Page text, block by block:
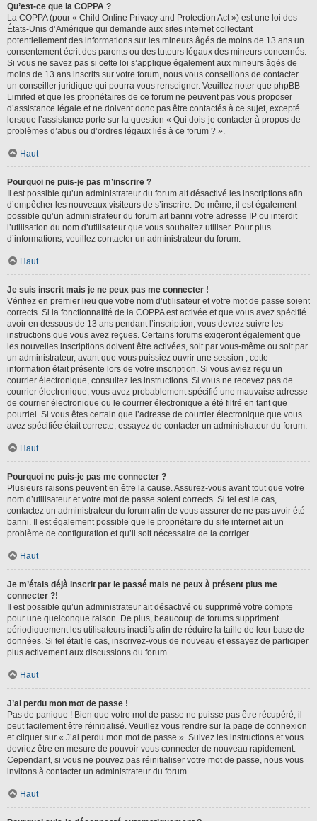
Qu’est-ce que la COPPA ?
La COPPA (pour « Child Online Privacy and Protection Act ») est une loi des
États-Unis d’Amérique qui demande aux sites internet collectant
potentiellement des informations sur les mineurs âgés de moins de 13 ans un
consentement écrit des parents ou des tuteurs légaux des mineurs concernés.
Si vous ne savez pas si cette loi s’applique également aux mineurs âgés de
moins de 13 ans inscrits sur votre forum, nous vous conseillons de contacter
un conseiller juridique qui pourra vous renseigner. Veuillez noter que phpBB
Limited et que les propriétaires de ce forum ne peuvent pas vous proposer
d’assistance légale et ne doivent donc pas être contactés à ce sujet, excepté
lorsque l’assistance porte sur la question « Qui dois-je contacter à propos de
problèmes d’abus ou d’ordres légaux liés à ce forum ? ».
Haut
Pourquoi ne puis-je pas m’inscrire ?
Il est possible qu’un administrateur du forum ait désactivé les inscriptions afin
d’empêcher les nouveaux visiteurs de s’inscrire. De même, il est également
possible qu’un administrateur du forum ait banni votre adresse IP ou interdit
l’utilisation du nom d’utilisateur que vous souhaitez utiliser. Pour plus
d’informations, veuillez contacter un administrateur du forum.
Haut
Je suis inscrit mais je ne peux pas me connecter !
Vérifiez en premier lieu que votre nom d’utilisateur et votre mot de passe soient
corrects. Si la fonctionnalité de la COPPA est activée et que vous avez spécifié
avoir en dessous de 13 ans pendant l’inscription, vous devrez suivre les
instructions que vous avez reçues. Certains forums exigeront également que
les nouvelles inscriptions doivent être activées, soit par vous-même ou soit par
un administrateur, avant que vous puissiez ouvrir une session ; cette
information était présente lors de votre inscription. Si vous aviez reçu un
courrier électronique, consultez les instructions. Si vous ne recevez pas de
courrier électronique, vous avez probablement spécifié une mauvaise adresse
de courrier électronique ou le courrier électronique a été filtré en tant que
pourriel. Si vous êtes certain que l’adresse de courrier électronique que vous
avez spécifiée était correcte, essayez de contacter un administrateur du forum.
Haut
Pourquoi ne puis-je pas me connecter ?
Plusieurs raisons peuvent en être la cause. Assurez-vous avant tout que votre
nom d’utilisateur et votre mot de passe soient corrects. Si tel est le cas,
contactez un administrateur du forum afin de vous assurer de ne pas avoir été
banni. Il est également possible que le propriétaire du site internet ait un
problème de configuration et qu’il soit nécessaire de la corriger.
Haut
Je m’étais déjà inscrit par le passé mais ne peux à présent plus me
connecter ?!
Il est possible qu’un administrateur ait désactivé ou supprimé votre compte
pour une quelconque raison. De plus, beaucoup de forums suppriment
périodiquement les utilisateurs inactifs afin de réduire la taille de leur base de
données. Si tel était le cas, inscrivez-vous de nouveau et essayez de participer
plus activement aux discussions du forum.
Haut
J’ai perdu mon mot de passe !
Pas de panique ! Bien que votre mot de passe ne puisse pas être récupéré, il
peut facilement être réinitialisé. Veuillez vous rendre sur la page de connexion
et cliquer sur « J’ai perdu mon mot de passe ». Suivez les instructions et vous
devriez être en mesure de pouvoir vous connecter de nouveau rapidement.
Cependant, si vous ne pouvez pas réinitialiser votre mot de passe, nous vous
invitons à contacter un administrateur du forum.
Haut